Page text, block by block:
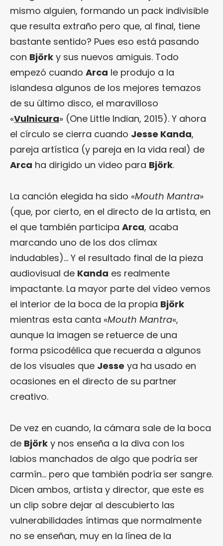
mismo alguien, formando un pack indivisible
que resulta extraño pero que, al final, tiene
bastante sentido? Pues eso está pasando
con Björk y sus nuevos amiguis. Todo
empezó cuando Arca le produjo a la
islandesa algunos de los mejores temazos
de su último disco, el maravilloso
«Vulnicura» (One Little Indian, 2015). Y ahora
el círculo se cierra cuando Jesse Kanda,
pareja artística (y pareja en la vida real) de
Arca ha dirigido un video para Björk.
La canción elegida ha sido «Mouth Mantra»
(que, por cierto, en el directo de la artista, en
el que también participa Arca, acaba
marcando uno de los dos clímax
indudables)… Y el resultado final de la pieza
audiovisual de Kanda es realmente
impactante. La mayor parte del vídeo vemos
el interior de la boca de la propia Björk
mientras esta canta «Mouth Mantra«,
aunque la imagen se retuerce de una
forma psicodélica que recuerda a algunos
de los visuales que Jesse ya ha usado en
ocasiones en el directo de su partner
creativo.
De vez en cuando, la cámara sale de la boca
de Björk y nos enseña a la diva con los
labios manchados de algo que podría ser
carmín… pero que también podría ser sangre.
Dicen ambos, artista y director, que este es
un clip sobre dejar al descubierto las
vulnerabilidades íntimas que normalmente
no se enseñan, muy en la línea de la